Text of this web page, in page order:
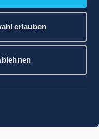
erlauben